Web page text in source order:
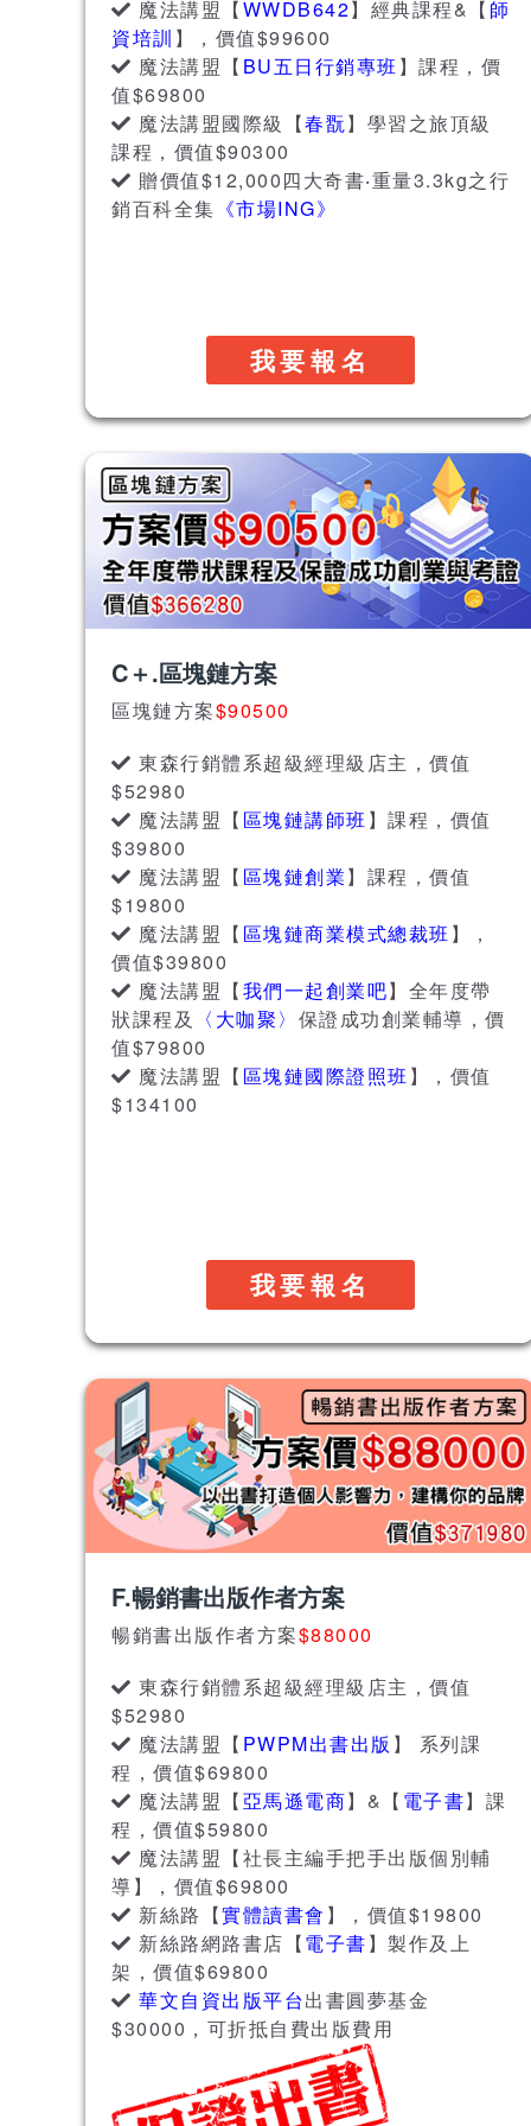
魔法講盟【WWDB642】經典課程&【 師
資培訓 】，價值$99600
魔法講盟【 BU五日行銷專班】課程，價
值$69800
魔法講盟國際級【春翫】學習之旅頂級
課程，價值$90300
贈價值$12,000四大奇書‧重量3.3kg之行
銷百科全集 《市場ING》
我要報名
C＋.區塊鏈方案
區塊鏈方案$90500
東森行銷體系超級經理級店主，價值
$52980
魔法講盟【 區塊鏈講師班】課程，價值
$39800
魔法講盟【 區塊鏈創業】課程，價值
$19800
魔法講盟【 區塊鏈商業模式總裁班】，
價值$39800
魔法講盟【我們一起創業吧】全年度帶
狀課程及
〈大咖聚〉 保證成功創業輔導，價
值$79800
魔法講盟【 區塊鏈國際證照班】，價值
$134100
我要報名
F.暢銷書出版作者方案
暢銷書出版作者方案$88000
東森行銷體系超級經理級店主，價值
$52980
魔法講盟【 PWPM出書出版 】 系列課
程，價值$69800
魔法講盟【亞馬遜電商】&【 電子書】課
程，價值$59800
魔法講盟【社長主編手把手出版個別輔
導】，價值$69800
新絲路【實體讀書會 】，價值$19800
新絲路網路書店【電子書】製作及上
架，價值$69800
華文自資出版平台出書圓夢基金
$30000，可折抵自費出版費用